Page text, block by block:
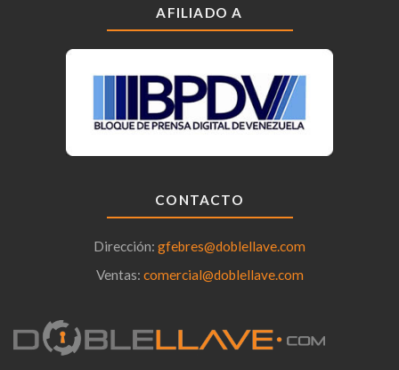
AFILIADO A
CONTACTO
Dirección: gfebres@doblellave.com
Ventas: comercial@doblellave.com